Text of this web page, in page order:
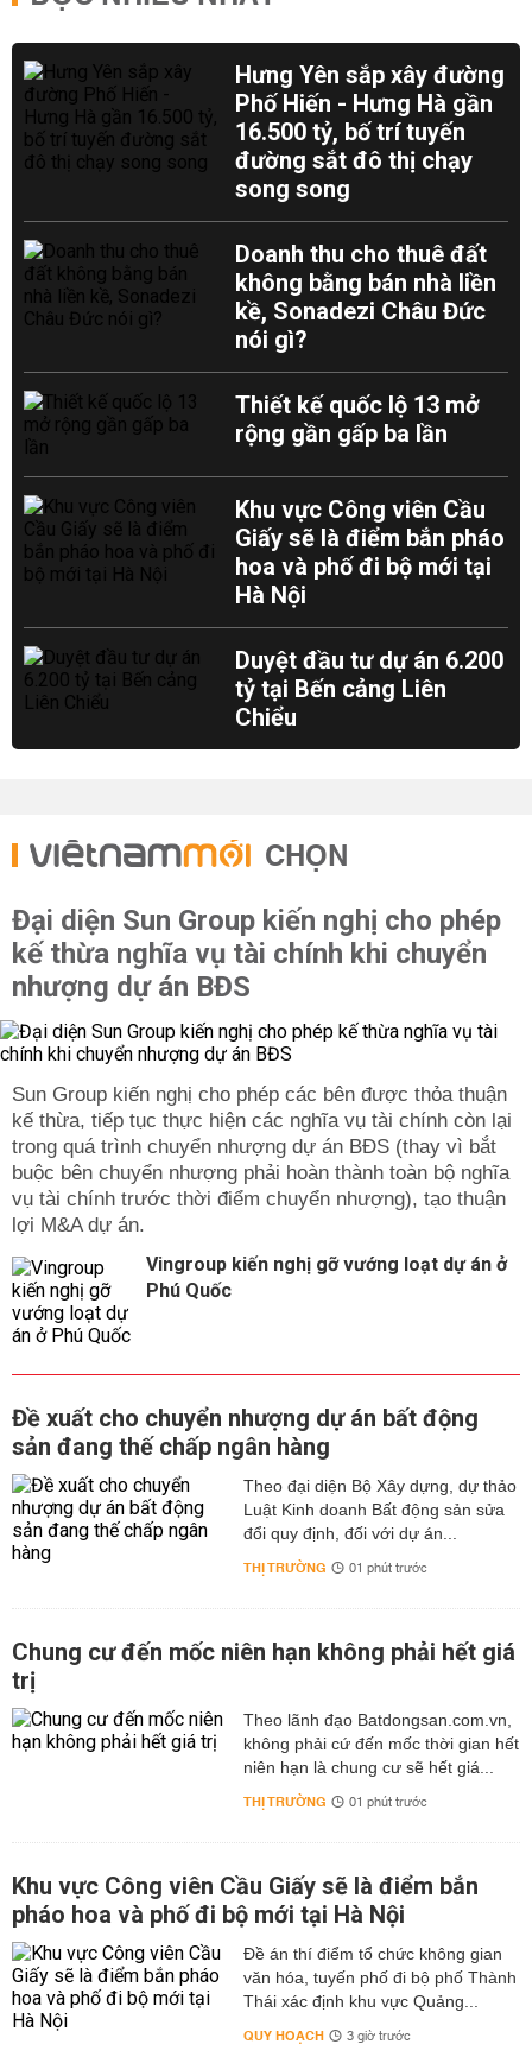
Hưng Yên sắp xây đường
Phố Hiến - Hưng Hà gần
16.500 tỷ, bố trí tuyến
đường sắt đô thị chạy
song song
Doanh thu cho thuê đất
không bằng bán nhà liền
kề, Sonadezi Châu Đức
nói gì?
Thiết kế quốc lộ 13 mở
rộng gần gấp ba lần
Khu vực Công viên Cầu
Giấy sẽ là điểm bắn pháo
hoa và phố đi bộ mới tại
Hà Nội
Duyệt đầu tư dự án 6.200
tỷ tại Bến cảng Liên
Chiểu
CHỌN
Đại diện Sun Group kiến nghị cho phép
kế thừa nghĩa vụ tài chính khi chuyển
nhượng dự án BĐS
Sun Group kiến nghị cho phép các bên được thỏa thuận
kế thừa, tiếp tục thực hiện các nghĩa vụ tài chính còn lại
trong quá trình chuyển nhượng dự án BĐS (thay vì bắt
buộc bên chuyển nhượng phải hoàn thành toàn bộ nghĩa
vụ tài chính trước thời điểm chuyển nhượng), tạo thuận
lợi M&A dự án.
Vingroup kiến nghị gỡ vướng loạt dự án ở
Phú Quốc
Đề xuất cho chuyển nhượng dự án bất động
sản đang thế chấp ngân hàng
Theo đại diện Bộ Xây dựng, dự thảo
Luật Kinh doanh Bất động sản sửa
đổi quy định, đối với dự án...
THỊ TRƯỜNG 01 phút trước
Chung cư đến mốc niên hạn không phải hết giá
trị
Theo lãnh đạo Batdongsan.com.vn,
không phải cứ đến mốc thời gian hết
niên hạn là chung cư sẽ hết giá...
THỊ TRƯỜNG 01 phút trước
Khu vực Công viên Cầu Giấy sẽ là điểm bắn
pháo hoa và phố đi bộ mới tại Hà Nội
Đề án thí điểm tổ chức không gian
văn hóa, tuyến phố đi bộ phố Thành
Thái xác định khu vực Quảng...
QUY HOẠCH 3 giờ trước